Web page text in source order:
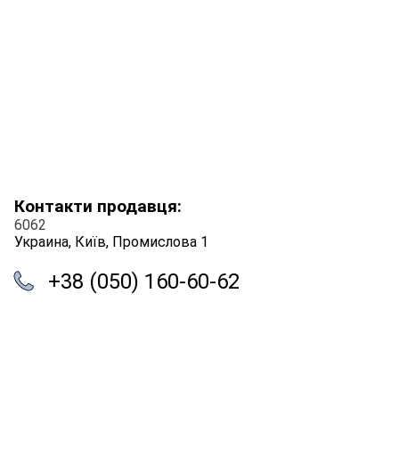
Контакти продавця:
6062
Украина, Київ, Промислова 1
+38 (050) 160-60-62